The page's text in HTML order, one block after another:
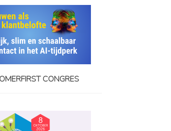
CONGRES